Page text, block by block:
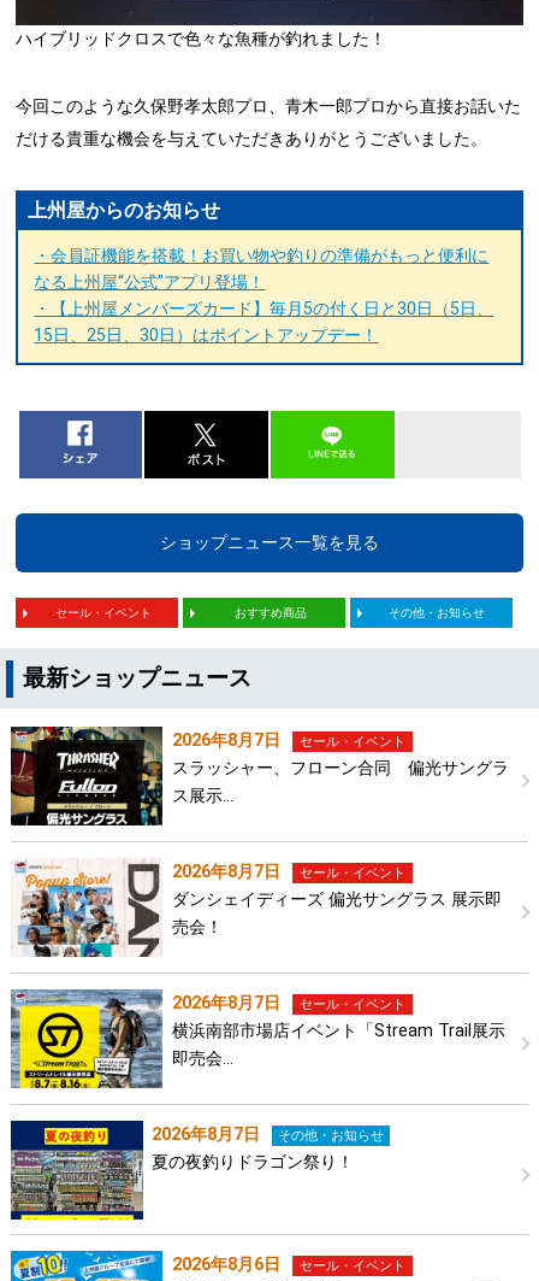
ハイブリッドクロスで色々な魚種が釣れました！
今回このような久保野孝太郎プロ、青木一郎プロから直接お話いた
だける貴重な機会を与えていただきありがとうございました。
上州屋からのお知らせ
・会員証機能を搭載！お買い物や釣りの準備がもっと便利に
なる上州屋“公式”アプリ登場！
・【上州屋メンバーズカード】毎月5の付く日と30日（5日、
15日、25日、30日）はポイントアップデー！
ショップニュース一覧を見る
セール・イベント おすすめ商品 その他・お知らせ
最新ショップニュース
2026年8月7日 セール・イベント
スラッシャー、フローン合同 偏光サングラ
ス展示…
2026年8月7日 セール・イベント
ダンシェイディーズ 偏光サングラス 展示即
売会！
2026年8月7日 セール・イベント
横浜南部市場店イベント「Stream Trail展示
即売会…
2026年8月7日 その他・お知らせ
夏の夜釣りドラゴン祭り！
2026年8月6日 セール・イベント